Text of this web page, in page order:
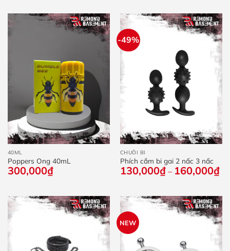
40ML
Poppers Ong 40mL
300,000₫
-49%
CHUỖI BI
Phích cắm bi gai 2 nấc 3 nấc
130,000₫ – 160,000₫
NEW